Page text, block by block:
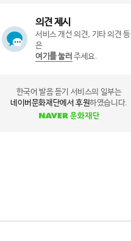
의견 제시
서비스 개선 의견, 기타 의견 등
은
여기를 눌러 주세요.
한국어 발음 듣기 서비스의 일부는
네이버문화재단에서 후원하였습니다.